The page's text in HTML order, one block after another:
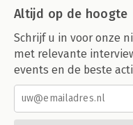
Altijd op de hoogte
Schrijf u in voor onze
met relevante
events en de beste